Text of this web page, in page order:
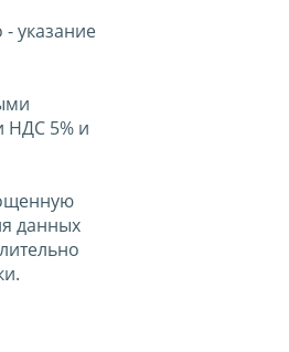
указание
НДС 5% и
данных